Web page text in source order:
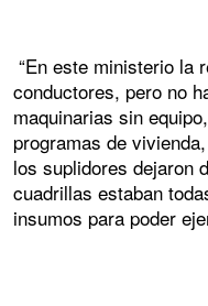
“En este ministerio la
conductores, pero no
maquinarias sin
programas de
los suplidores dejaron
cuadrillas estaban
insumos para poder